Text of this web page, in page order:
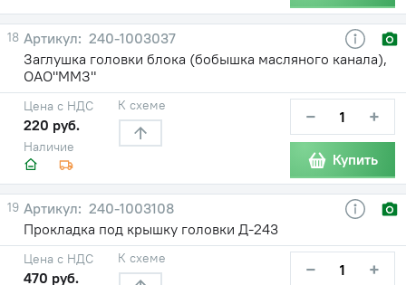
18
240-1003037
Заглушка головки блока (бобышка масляного канала),
ОАО"ММЗ"
Наличие
Цена с НДС
220 руб.
К схеме − +
Купить
19
240-1003108
Прокладка под крышку головки Д-243
Цена с НДС
470 руб.
К схеме − +